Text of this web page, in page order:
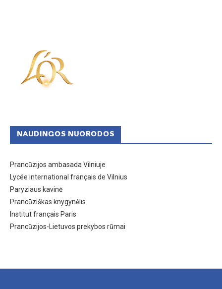
NAUDINGOS NUORODOS
Prancūzijos ambasada Vilniuje
Lycée international français de Vilnius
Paryziaus kavinė
Prancūziškas knygynėlis
Institut français Paris
Prancūzijos-Lietuvos prekybos rūmai